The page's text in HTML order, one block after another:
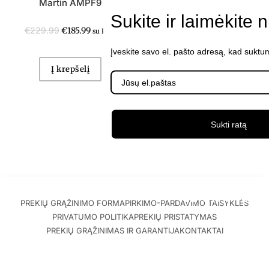
Martin AMPF9
€229.99 €185.99 su PVM
Į krepšelį
gruzdintuvėms Mollicon
InnovaGoods 2 vnt
€18.99 su PVM
Į krepšelį
PREKIŲ GRĄŽINIMO FORMAPIRKIMO-PARDAVIMO TAISYKLĖS
PRIVATUMO POLITIKAPREKIŲ PRISTATYMAS
PREKIŲ GRĄŽINIMAS IR GARANTIJAKONTAKTAI
Sukite ir laimėkite
Įveskite savo el. pašto adresą, kad
Sukti ratą